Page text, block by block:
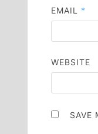
EMAIL *
WEBSITE
SAVE